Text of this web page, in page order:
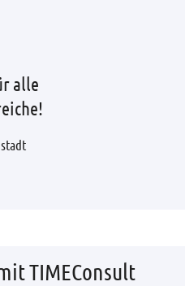
alle
TIMEConsult